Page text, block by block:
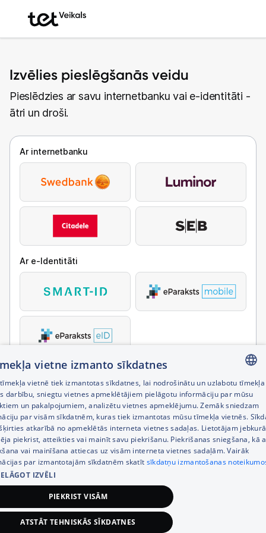
Izvēlies pieslēgšanās veidu
Pieslēdzies ar savu internetbanku vai e-identitāti -
ātri un droši.
Ar internetbanku
Ar e-Identitāti
LATVIAN
RUSSIAN
ENGLISH
vietne izmanto sīkdatnes
vietnē tiek izmantotas sīkdatnes, lai nodrošinātu un uzlabotu tīmekļa
darbību, sniegtu vietnes apmeklētājiem pielāgotu informāciju par mūsu
un pakalpojumiem, analizētu vietnes apmeklējumu. Zemāk sniedzam
par visām sīkdatnēm, kuras tiek izmantotas mūsu tīmekļa vietnēs.
atkarībā no apmeklētās interneta vietnes sadaļas. Lietotājam
piekrist, atteikties vai mainīt savu piekrišanu. Piekrišanas sniegšana, kā
vai mainīšana attiecas uz visām interneta vietnes sadaļām. Vairāk
par izmantotajām sīkdatnēm skatīt sīkdatņu izmantošanas
IZVĒLI
PIEKRIST VISĀM
ATSTĀT TEHNISKĀS SĪKDATNES